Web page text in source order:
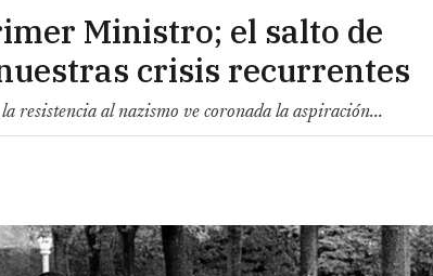
Ministro; el salto de
crisis recurrentes
resistencia al nazismo ve coronada la aspiración...